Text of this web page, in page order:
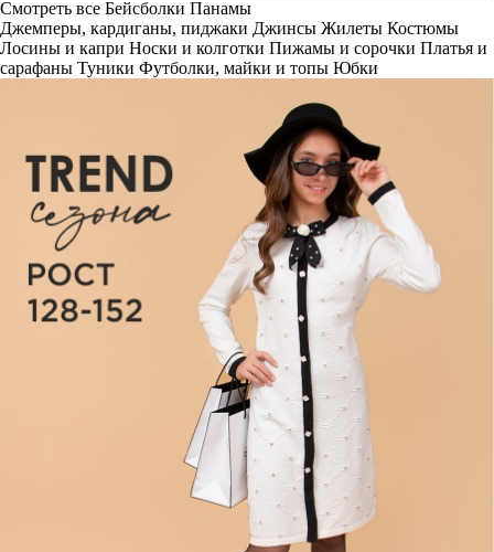
Смотреть все Бейсболки Панамы
Джемперы, кардиганы, пиджаки Джинсы Жилеты Костюмы
Лосины и капри Носки и колготки Пижамы и сорочки Платья и
сарафаны Туники Футболки, майки и топы Юбки